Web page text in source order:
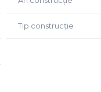
și programarea
Tip construcție